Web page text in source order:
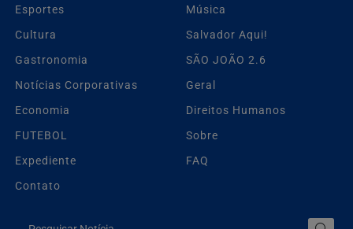
Esportes
Música
Cultura
Salvador Aqui!
Gastronomia
SÃO JOÃO 2.6
Notícias Corporativas
Geral
Economia
Direitos Humanos
FUTEBOL
Sobre
Expediente
FAQ
Contato